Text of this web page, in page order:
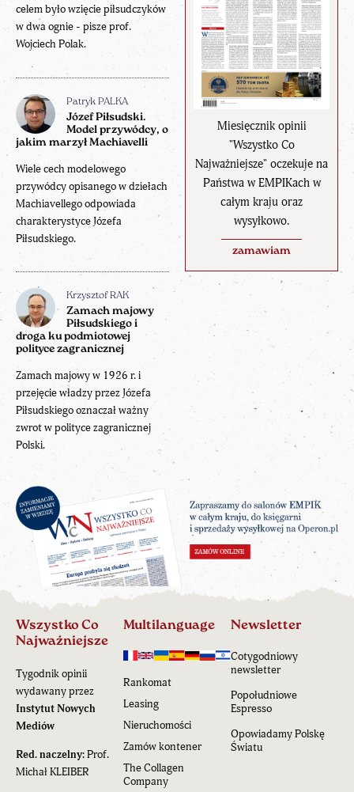
Miesięcznik opinii
"Wszystko Co
Najważniejsze" oczekuje na
Państwa w EMPIKach w
całym kraju oraz
wysyłkowo.
zamawiam
celem było wzięcie piłsudczyków
w dwa ognie - pisze prof.
Wojciech Polak.
Patryk PALKA
Józef Piłsudski.
Model przywódcy, o
jakim marzył Machiavelli
Wiele cech modelowego
przywódcy opisanego w dziełach
Machiavellego odpowiada
charakterystyce Józefa
Piłsudskiego.
Krzysztof RAK
Zamach majowy
Piłsudskiego i
droga ku podmiotowej
polityce zagranicznej
Zamach majowy w 1926 r. i
przejęcie władzy przez Józefa
Piłsudskiego oznaczał ważny
zwrot w polityce zagranicznej
Polski.
Wszystko Co
Najważniejsze
Tygodnik opinii
wydawany przez
Instytut Nowych
Mediów
Red. naczelny:Prof.
Michał KLEIBER
Multilanguage
Rankomat
Leasing
Nieruchomości
Zamów kontener
The Collagen
Company
Newsletter
Cotygodniowy
newsletter
Popołudniowe
Espresso
Opowiadamy Polskę
Światu